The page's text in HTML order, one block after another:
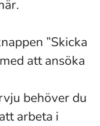
”Skicka
att ansöka
behöver du
arbeta i